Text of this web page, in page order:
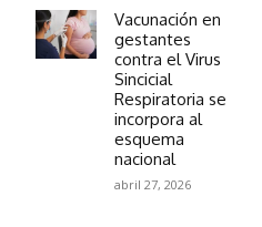
Vacunación en
gestantes
contra el Virus
Sincicial
Respiratoria se
incorpora al
esquema
nacional
abril 27, 2026